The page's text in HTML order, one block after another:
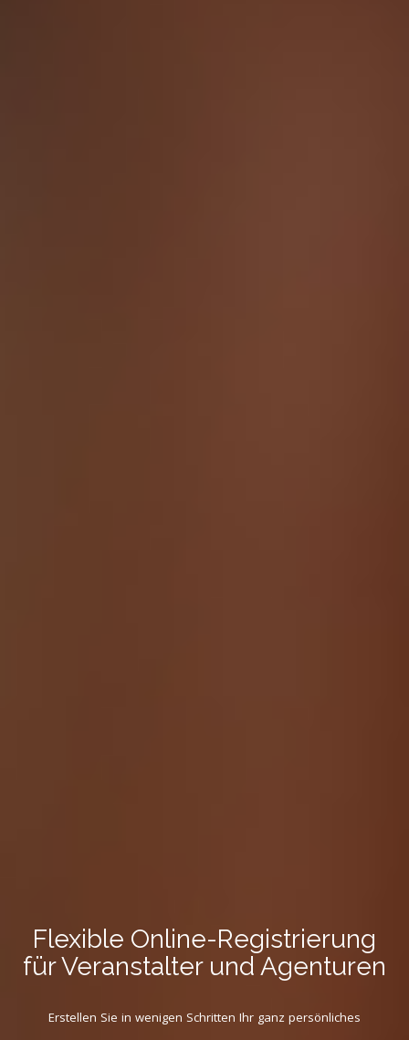
Flexible Online-Registrierung
für Veranstalter und Agenturen
Erstellen Sie in wenigen Schritten Ihr ganz persönliches